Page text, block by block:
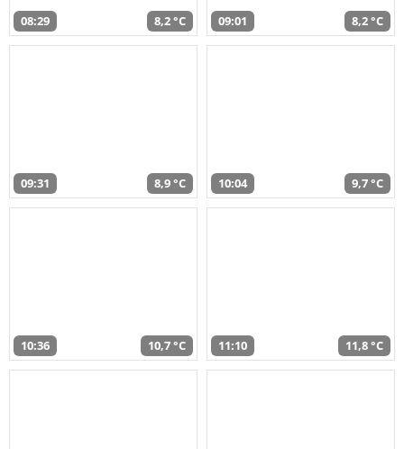
08:29 8,2 °C 09:01 8,2 °C
09:31 8,9 °C 10:04 9,7 °C
10:36 10,7 °C 11:10 11,8 °C